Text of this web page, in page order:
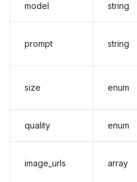
model string
prompt string
size enum
quality enum
image_urls array